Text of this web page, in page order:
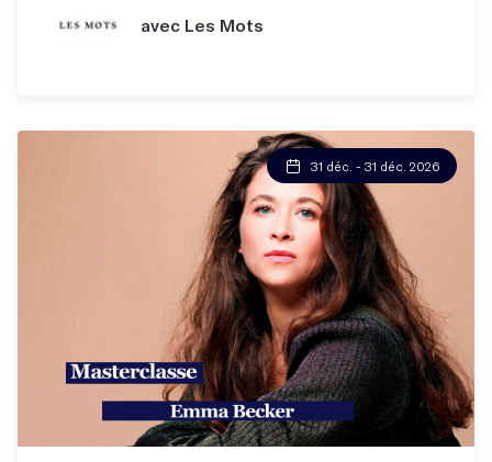
avec Les Mots
31 déc. - 31 déc. 2026